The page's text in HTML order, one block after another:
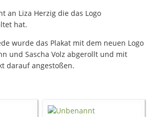
an Liza Herzig die das Logo
hat.
wurde das Plakat mit dem neuen Logo
und Sascha Volz abgerollt und mit
darauf angestoßen.